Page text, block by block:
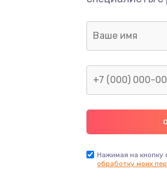
Нажимая на кнопку
обработку моих